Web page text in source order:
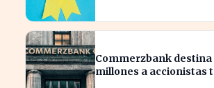
nombrados?
Commerzbank destina
millones a accionistas